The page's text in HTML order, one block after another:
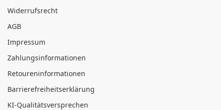
Widerrufsrecht
AGB
Impressum
Zahlungsinformationen
Retoureninformationen
Barrierefreiheitserklärung
KI-Qualitätsversprechen